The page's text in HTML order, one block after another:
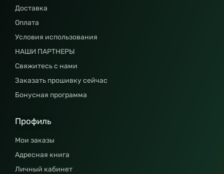
Доставка
Оплата
Условия использования
НАШИ ПАРТНЕРЫ
Свяжитесь с нами
Заказать прошивку сейчас
Бонусная программа
Профиль
Мои заказы
Адресная книга
Личный кабинет